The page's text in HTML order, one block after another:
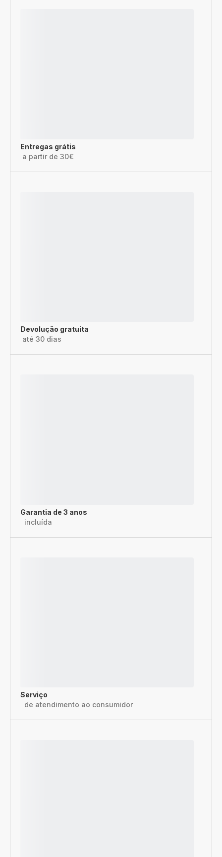
Entregas grátis
a partir de 30€
Devolução gratuita
até 30 dias
Garantia de 3 anos
incluída
Serviço
de atendimento ao consumidor